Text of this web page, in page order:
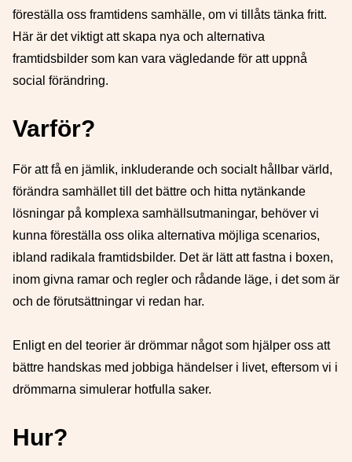
föreställa oss framtidens samhälle, om vi tillåts tänka fritt.
Här är det viktigt att skapa nya och alternativa
framtidsbilder som kan vara vägledande för att uppnå
social förändring.
Varför?
För att få en jämlik, inkluderande och socialt hållbar värld,
förändra samhället till det bättre och hitta nytänkande
lösningar på komplexa samhällsutmaningar, behöver vi
kunna föreställa oss olika alternativa möjliga scenarios,
ibland radikala framtidsbilder. Det är lätt att fastna i boxen,
inom givna ramar och regler och rådande läge, i det som är
och de förutsättningar vi redan har.
Enligt en del teorier är drömmar något som hjälper oss att
bättre handskas med jobbiga händelser i livet, eftersom vi i
drömmarna simulerar hotfulla saker.
Hur?